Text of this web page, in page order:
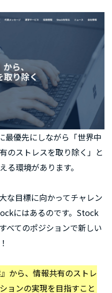
最優先にしながら「世界中
のストレスを取り除く」と
る環境があります。
な目標に向かってチャレン
にはあるのです。Stock
べてのポジションで新しい
から、情報共有のストレ
ョンの実現を目指すこと